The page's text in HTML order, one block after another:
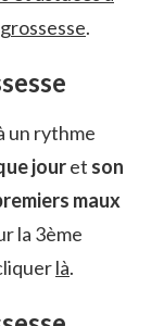
.
un rythme
jouret son
maux
la 3ème
là.